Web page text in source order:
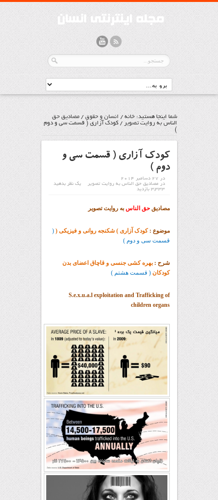
شما اینجا هستید:خانه / انسان و حقوق /مصاديق حق
الناس به روايت تصوير /کودک آزاری ( قسمت سی و دوم
)
کودک آزاری ( قسمت سی و
دوم )
در 27 دسامبر 2014
در مصاديق حق الناس به روايت تصوير
یک نظر بدهید
3,333 بازدید
مصادیقحق الناسبه روایت تصویر
موضوع :کودک آزاری ) شکنجه روانی و فیزیکی ((
قسمت سی و دوم )
شرح :بهره کشی جنسی و قاچاق اعضای بدن
کودکان( قسمت هشتم )
S.e.x.u.a.l exploitation and Trafficking of
children organs